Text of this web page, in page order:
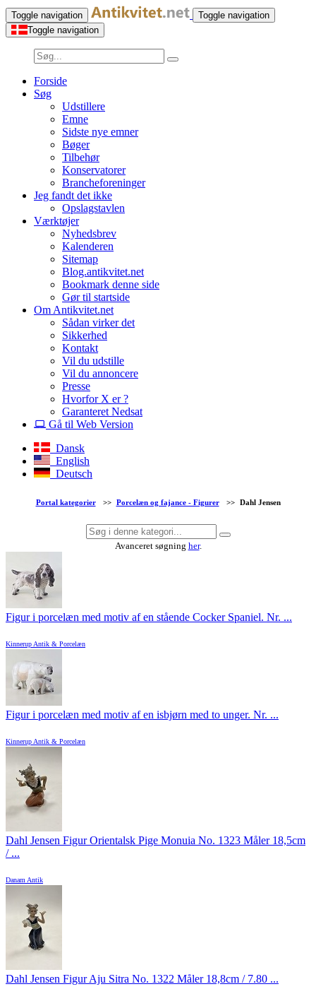
Toggle navigation
Toggle navigation
Toggle navigation
Forside
Søg
Udstillere
Emne
Sidste nye emner
Bøger
Tilbehør
Konservatorer
Brancheforeninger
Jeg fandt det ikke
Opslagstavlen
Værktøjer
Nyhedsbrev
Kalenderen
Sitemap
Blog.antikvitet.net
Bookmark denne side
Gør til startside
Om Antikvitet.net
Sådan virker det
Sikkerhed
Kontakt
Vil du udstille
Vil du annoncere
Presse
Hvorfor X er ?
Garanteret Nedsat
Gå til Web Version
Dansk
English
Deutsch
Portal kategorier >> Porcelæn og fajance - Figurer >> Dahl Jensen
Avanceret søgning her.
Figur i porcelæn med motiv af en stående Cocker Spaniel. Nr. ...
Kinnerup Antik & Porcelæn
Figur i porcelæn med motiv af en isbjørn med to unger. Nr. ...
Kinnerup Antik & Porcelæn
Dahl Jensen Figur Orientalsk Pige Monuia No. 1323 Måler 18,5cm
/ ...
Danam Antik
Dahl Jensen Figur Aju Sitra No. 1322 Måler 18,8cm / 7.80 ...